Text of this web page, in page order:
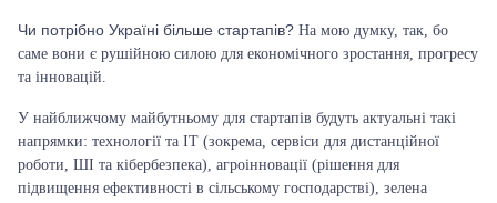
Чи потрібно Україні більше стартапів? На мою думку, так, бо
саме вони є рушійною силою для економічного зростання, прогресу
та інновацій.
У найближчому майбутньому для стартапів будуть актуальні такі
напрямки: технології та IT (зокрема, сервіси для дистанційної
роботи, ШІ та кібербезпека), агроінновації (рішення для
підвищення ефективності в сільському господарстві), зелена